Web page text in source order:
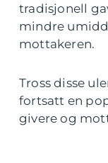
tradisjonell
mindre
mottakeren.
Tross disse
fortsatt en
givere og